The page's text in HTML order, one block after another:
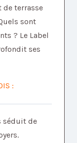
de terrasse
sont
? Le Label
ses
:
séduit de